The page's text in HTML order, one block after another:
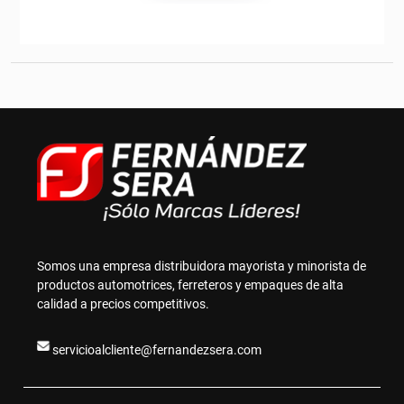
Somos una empresa distribuidora mayorista y minorista de
productos automotrices, ferreteros y empaques de alta
calidad a precios competitivos.
servicioalcliente@fernandezsera.com